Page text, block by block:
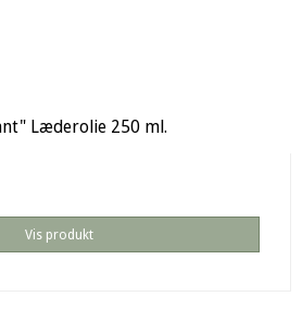
Læderolie 250 ml.
Vis produkt